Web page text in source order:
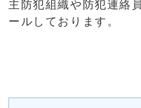
主防犯組織や防犯連絡
ールしております。